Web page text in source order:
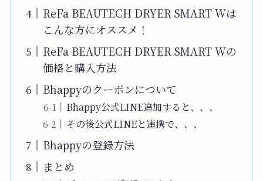
ReFa BEAUTECH DRYER SMART Wは
こんな方にオススメ！
ReFa BEAUTECH DRYER SMART Wの
価格と購入方法
Bhappyのクーポンについて
Bhappy公式LINE追加すると、、、
その後公式LINEと連携で、、、
Bhappyの登録方法
まとめ